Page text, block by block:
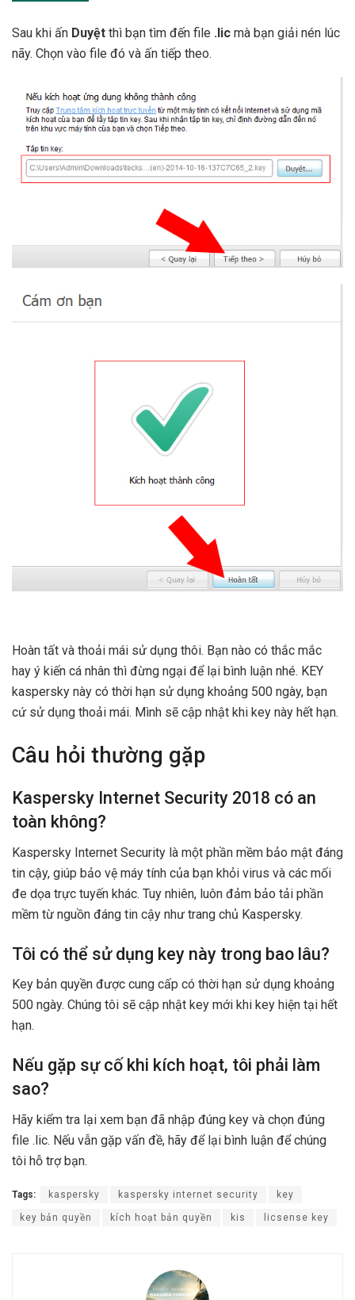
Sau khi ấn Duyệt thì bạn tìm đến file .lic mà bạn giải nén lúc
nãy. Chọn vào file đó và ấn tiếp theo.
Hoàn tất và thoải mái sử dụng thôi. Bạn nào có thắc mắc
hay ý kiến cá nhân thì đừng ngại để lại bình luận nhé. KEY
kaspersky này có thời hạn sử dụng khoảng 500 ngày, bạn
cứ sử dụng thoải mái. Mình sẽ cập nhật khi key này hết hạn.
Câu hỏi thường gặp
Kaspersky Internet Security 2018 có an
toàn không?
Kaspersky Internet Security là một phần mềm bảo mật đáng
tin cậy, giúp bảo vệ máy tính của bạn khỏi virus và các mối
đe dọa trực tuyến khác. Tuy nhiên, luôn đảm bảo tải phần
mềm từ nguồn đáng tin cậy như trang chủ Kaspersky.
Tôi có thể sử dụng key này trong bao lâu?
Key bản quyền được cung cấp có thời hạn sử dụng khoảng
500 ngày. Chúng tôi sẽ cập nhật key mới khi key hiện tại hết
hạn.
Nếu gặp sự cố khi kích hoạt, tôi phải làm
sao?
Hãy kiểm tra lại xem bạn đã nhập đúng key và chọn đúng
file .lic. Nếu vẫn gặp vấn đề, hãy để lại bình luận để chúng
tôi hỗ trợ bạn.
Tags: kaspersky kaspersky internet security key
key bản quyền kích hoạt bản quyền kis licsense key